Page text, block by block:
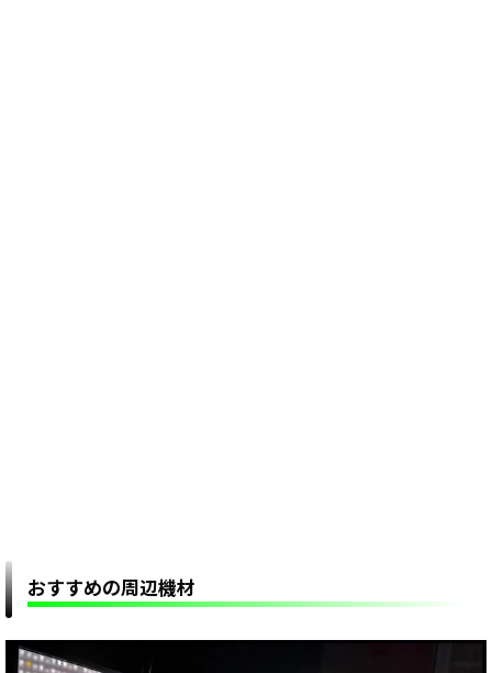
おすすめの周辺機材